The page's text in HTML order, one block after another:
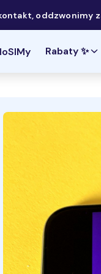
oddzwonimy
Rabaty ✨